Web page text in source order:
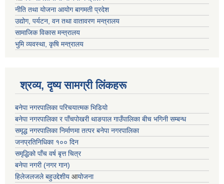
नीति तथा योजना आयोग बागमती प्रदेश
उद्योग, पर्यटन, वन तथा वातावरण मन्त्रालय
सामाजिक विकास मन्त्रालय
भुमि व्यवस्था, कृषि मन्त्रालय
श्रव्य, दृष्य सामग्री लिंकहरू
बनेपा नगरपालिका परिचयात्मक भिडियो
बनेपा नगरपालिका र पाँचपोखरी थाङपाल गाउँपालिका बीच भगिनी सम्बन्ध
समृद्ध नगरपालिका निर्माणमा तत्पर बनेपा नगरपालिका
जनप्रतिनिधिका १०० दिन
समृद्धिको पाँच वर्ष बृत्त चित्र
बनेपा नगरी (नगर गान)
हिलेजलजले बहुउद्देशीय आयोजना